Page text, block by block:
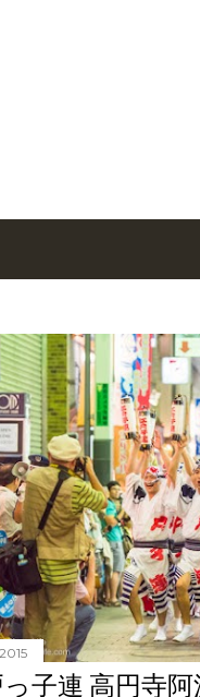
子連 高円寺